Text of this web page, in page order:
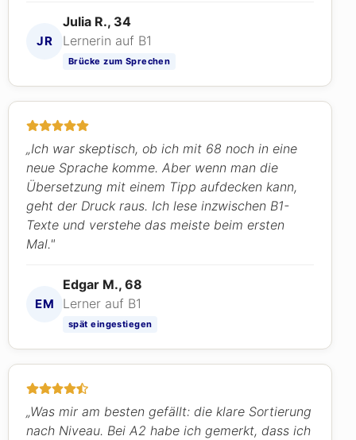
JR
Julia R., 34
Lernerin auf B1
Brücke zum Sprechen
„Ich war skeptisch, ob ich mit 68 noch in eine
neue Sprache komme. Aber wenn man die
Übersetzung mit einem Tipp aufdecken kann,
geht der Druck raus. Ich lese inzwischen B1-
Texte und verstehe das meiste beim ersten
Mal."
EM
Edgar M., 68
Lerner auf B1
spät eingestiegen
„Was mir am besten gefällt: die klare Sortierung
nach Niveau. Bei A2 habe ich gemerkt, dass ich